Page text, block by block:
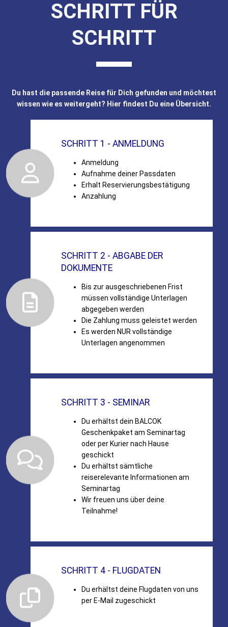
SCHRITT FÜR
SCHRITT
Du hast die passende Reise für Dich gefunden und möchtest
wissen wie es weitergeht? Hier findest Du eine Übersicht.
SCHRITT 1 - ANMELDUNG
Anmeldung
Aufnahme deiner Passdaten
Erhalt Reservierungsbestätigung
Anzahlung
SCHRITT 2 - ABGABE DER
DOKUMENTE
Bis zur ausgeschriebenen Frist
müssen vollständige Unterlagen
abgegeben werden
Die Zahlung muss geleistet werden
Es werden NUR vollständige
Unterlagen angenommen
SCHRITT 3 - SEMINAR
Du erhältst dein BALCOK
Geschenkpaket am Seminartag
oder per Kurier nach Hause
geschickt
Du erhältst sämtliche
reiserelevante Informationen am
Seminartag
Wir freuen uns über deine
Teilnahme!
SCHRITT 4 - FLUGDATEN
Du erhältst deine Flugdaten von uns
per E-Mail zugeschickt